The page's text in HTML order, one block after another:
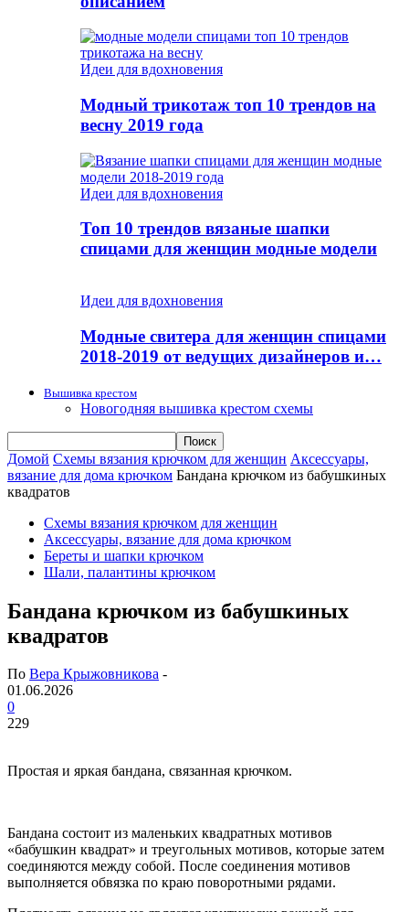
Идеи для вдохновения
Модный трикотаж топ 10 трендов на
весну 2019 года
Идеи для вдохновения
Топ 10 трендов вязаные шапки
спицами для женщин модные модели
Идеи для вдохновения
Модные свитера для женщин спицами
2018-2019 от ведущих дизайнеров и…
Вышивка крестом
Новогодняя вышивка крестом схемы
Домой Схемы вязания крючком для женщин Аксессуары,
вязание для дома крючком Бандана крючком из бабушкиных
квадратов
Схемы вязания крючком для женщин
Аксессуары, вязание для дома крючком
Береты и шапки крючком
Шали, палантины крючком
Бандана крючком из бабушкиных
квадратов
По Вера Крыжовникова -
01.06.2026
0
229
Простая и яркая бандана, связанная крючком.
Бандана состоит из маленьких квадратных мотивов
«бабушкин квадрат» и треугольных мотивов, которые затем
соединяются между собой. После соединения мотивов
выполняется обвязка по краю поворотными рядами.